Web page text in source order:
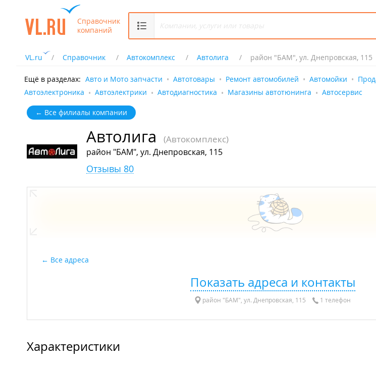
Справочник
компаний
VL.ru Справочник Автокомплекс Автолига район "БАМ", ул. Днепровская, 115
Ещё в разделах: Авто и Мото запчасти Автотовары Ремонт автомобилей Автомойки
Автоэлектроника
Автоэлектрики Автодиагностика Магазины автотюнинга Автосервис
← Все филиалы компании
Автолига (Автокомплекс)
район "БАМ", ул. Днепровская, 115
Отзывы 80
Все адреса
Показать адреса и контакты
район "БАМ", ул. Днепровская, 115 1 телефон
Характеристики